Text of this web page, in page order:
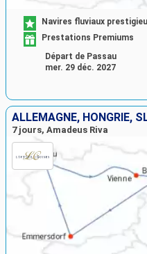
Navires fluviaux
Prestations Premiums
Départ de Passau
mer. 29 déc. 2027
ALLEMAGNE, HONGRIE,
7 jours, Amadeus Riva